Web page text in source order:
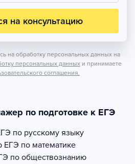
на консультацию
на обработку персональных данных на
персональных данных и принимаете
соглашения.
по подготовке к ЕГЭ
по русскому языку
ЕГЭ по математике
по обществознанию